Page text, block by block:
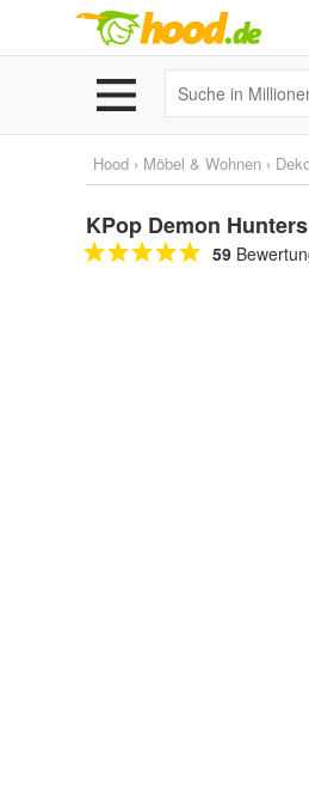
Hood › Möbel & Wohnen ›
KPop Demon
59